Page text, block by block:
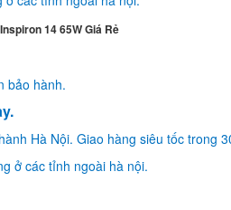
14 65W Giá Rẻ
bảo hành.
Hà Nội. Giao hàng siêu tốc trong
ở các tỉnh ngoài hà nội.